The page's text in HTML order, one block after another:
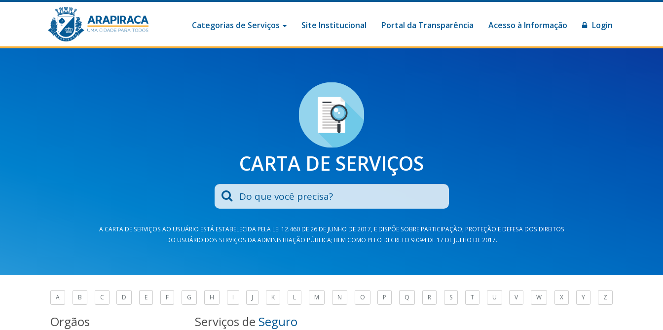
Categorias de Serviços Site Institucional Portal da Transparência Acesso à Informação Login
CARTA DE SERVIÇOS
A CARTA DE SERVIÇOS AO USUÁRIO ESTÁ ESTABELECIDA PELA LEI 12.460 DE 26 DE JUNHO DE 2017, E DISPÕE SOBRE PARTICIPAÇÃO, PROTEÇÃO E DEFESA DOS DIREITOS
DO USUÁRIO DOS SERVIÇOS DA ADMINISTRAÇÃO PÚBLICA; BEM COMO PELO DECRETO 9.094 DE 17 DE JULHO DE 2017.
A B C D E F G H I J K L M N O P Q R S T U V W X Y Z
Orgãos Serviços de Seguro